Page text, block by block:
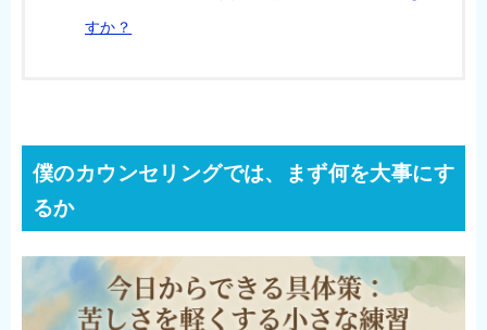
すか？
僕のカウンセリングでは、まず何を大事にす
るか